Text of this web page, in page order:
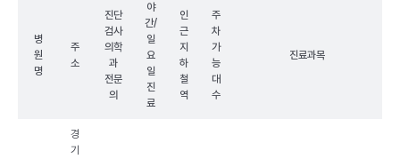
병
원
명
주
소
진단
검사
의학
과
전문
의
야
간/
일
요
일
진
료
인
근
지
하
철
역
주
차
가
능
대
수
진료과목
경
기